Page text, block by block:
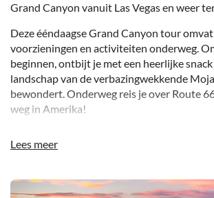
Grand Canyon vanuit Las Vegas en weer
Deze ééndaagse Grand Canyon tour
voorzieningen en activiteiten onderweg.
beginnen, ontbijt je met een heerlijke
landschap van de verbazingwekkende
bewondert. Onderweg reis je over Route
weg in Amerika!
canyon net buiten Route 66 bij de Grand
bezoekers. Terwijl je hier bent, is er tijd
broodjeslunch en tijd om even te
Lees meer
DSA1Grand Canyon